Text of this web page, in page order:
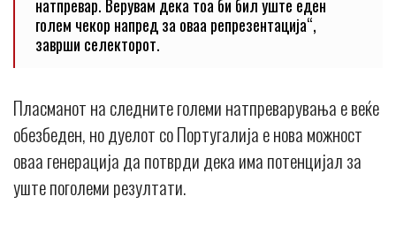
натпревар. Верувам дека тоа би бил уште еден
голем чекор напред за оваа репрезентација“,
заврши селекторот.
Пласманот на следните големи натпреварувања е веќе
обезбеден, но дуелот со Португалија е нова можност
оваа генерација да потврди дека има потенцијал за
уште поголеми резултати.